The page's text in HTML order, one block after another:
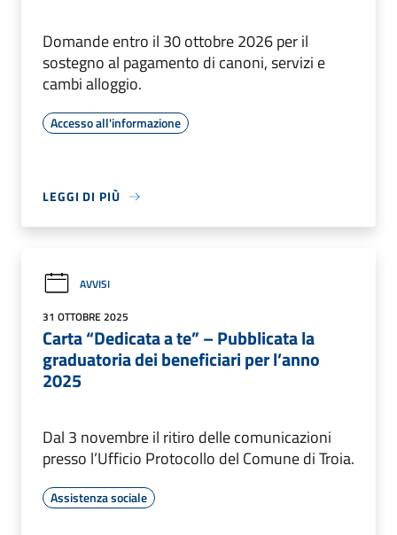
Domande entro il 30 ottobre 2026 per il
sostegno al pagamento di canoni, servizi e
cambi alloggio.
Accesso all'informazione
LEGGI DI PIÙ
AVVISI
31 OTTOBRE 2025
Carta “Dedicata a te” – Pubblicata la
graduatoria dei beneficiari per l’anno
2025
Dal 3 novembre il ritiro delle comunicazioni
presso l’Ufficio Protocollo del Comune di Troia.
Assistenza sociale